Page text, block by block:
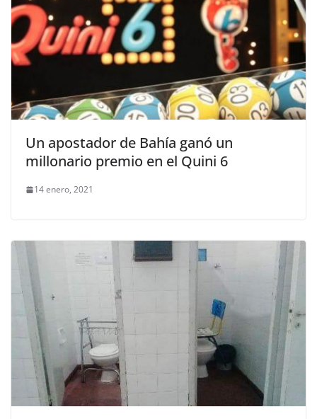
Un apostador de Bahía ganó un
millonario premio en el Quini 6
14 enero, 2021